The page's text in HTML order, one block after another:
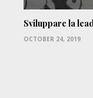
Sviluppare la
OCTOBER 24, 2019